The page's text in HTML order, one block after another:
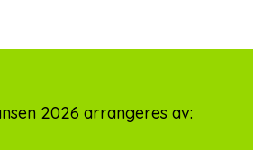
2026 arrangeres av: